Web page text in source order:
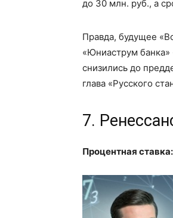
до 30 млн. руб., а
Правда, будущее
«Юниаструм банка»
снизились до
глава «Русского
7.
Процентная